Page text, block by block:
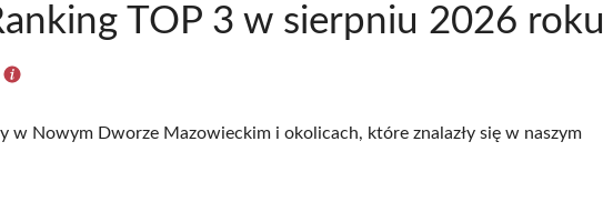
TOP 3 w sierpniu 2026 roku
w Nowym Dworze Mazowieckim i okolicach, które znalazły się w naszym